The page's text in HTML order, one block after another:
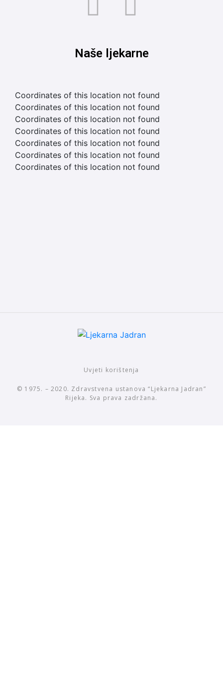
Naše ljekarne
Coordinates of this location not found
Coordinates of this location not found
Coordinates of this location not found
Coordinates of this location not found
Coordinates of this location not found
Coordinates of this location not found
Coordinates of this location not found
Uvjeti korištenja
© 1975. – 2020. Zdravstvena ustanova “Ljekarna Jadran”
Rijeka. Sva prava zadržana.